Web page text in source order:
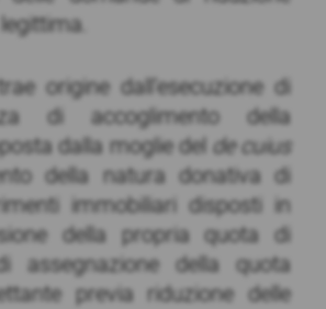
origine dall’esecuzione di
di accoglimento della
dalla moglie del de cuius
della natura donativa di
immobiliari disposti in
della propria quota di
assegnazione della quota
previa riduzione delle